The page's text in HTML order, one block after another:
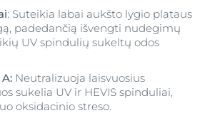
: Suteikia labai aukšto lygio plataus
padedančią išvengti nudegimų
UV spindulių sukeltų odos
Neutralizuoja laisvuosius
sukelia UV ir HEVIS spinduliai,
oksidacinio streso.